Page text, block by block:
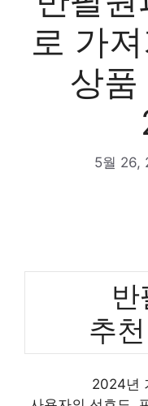
로 가
상품
5월 26,
추
2024년